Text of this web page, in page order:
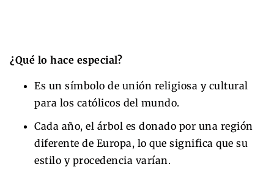
¿Qué lo hace especial?
Es un símbolo de unión religiosa y cultural
para los católicos del mundo.
Cada año, el árbol es donado por una región
diferente de Europa, lo que significa que su
estilo y procedencia varían.